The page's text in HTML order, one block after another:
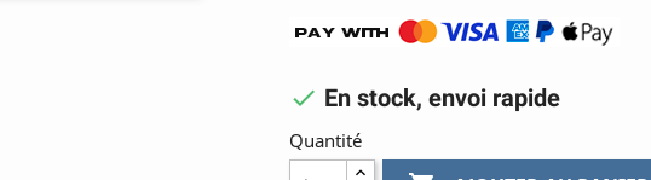
 En stock, envoi rapide
Quantité